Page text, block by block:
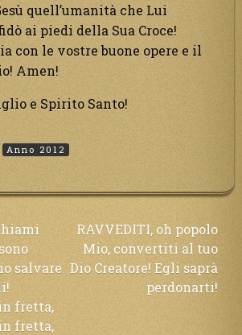
quell’umanità che Lui
ai piedi della Sua Croce!
con le vostre buone opere e il
Amen!
e Spirito Santo!
Anno 2012
salvare
in fretta,
fretta,
RAVVEDITI, oh popolo
Mio, convertiti al tuo
Dio Creatore! Egli saprà
perdonarti!